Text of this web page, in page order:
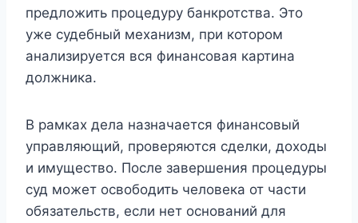
предложить процедуру банкротства. Это
уже судебный механизм, при котором
анализируется вся финансовая картина
должника.
В рамках дела назначается финансовый
управляющий, проверяются сделки, доходы
и имущество. После завершения процедуры
суд может освободить человека от части
обязательств, если нет оснований для